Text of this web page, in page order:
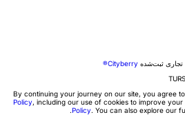
تجاری ثبت‌شده Cityberry®
By continuing your journey on our site, you agree
Policy, including our use of cookies to improve
Policy. You can also explore our
.